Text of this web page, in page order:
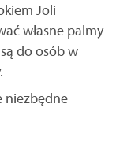
Joli
własne palmy
do osób w
niezbędne